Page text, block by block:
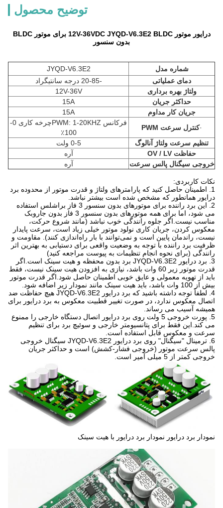
توضیح محصول
درایور موتور 12V-36VDC JYQD-V6.3E2 BLDC برای موتور BLDC
بدون سنسور
شماره مدل
JYQD-V6.3E2
دمای عملیاتی
-20-85 درجه سانتیگراد
ولتاژ بهره برداری
12V-36V
حداکثر جریان
15A
جریان کار مداوم
15A
·کنترل سرعت PWM
فرکانس PWM: 1-20KHZچرخه کاری 0-
100٪
تنظیم سرعت ولتاژ آنالوگ
0-5 ولت
حفاظت OV / LV
آره
خروجی سیگنال پالس سرعت
آره
نکات کاربردی:
1. اطمینان حاصل کنید که پارامترهای ولتاژ و قدرت موتور از محدوده برد
درایور همانطور که مشخص شده است بیشتر نباشد.
2. این برد راننده برای موتورهای بدون سنسور 3 فاز براشلس استفاده
می شود، اما برای همه موتورهای بدون سنسور 3 فاز بدون جاروبک
مناسب نیست.اگر جلوه رانندگی خوب نباشد (مانند شروع حرکت،
معکوس کردن، جریان کاری نولود موتور خیلی زیاد است، سرعت پایدار
نیست، راندمان پایین است و نمی‌توانند با بار راه‌اندازی کنند). مقاومت و
ظرفیت برد راننده با توجه به وضعیت واقعی برای دستیابی به بهترین اثر
رانندگی (برای نحوه انجام تنظیمات به پیوست مراجعه کنید)
3. برد درایور JYQD-V6.3E2 برد بدون محفظه و هیت سینک است.اگر
قدرت موتور زیر 60 وات باشد، نیازی به افزودن هیت سینک نیست، فقط
باید از تهویه معمولی و عایق خوبی اطمینان حاصل شود.اگر قدرت موتور
بیش از 100 وات باشد، باید هیت سینک مانند نمودار زیر اضافه شود.
4. لطفاً توجه داشته باشید که برد درایور JYQD-V6.3E2 هیچ حفاظت ضد
اتصال معکوس ندارد، در صورت تغییر قطبیت معکوس به برد درایور برای
همیشه آسیب می رساند.
5. پورت خروجی 5 ولت روی برد درایور اتصال دستگاه خارجی را ممنوع
می کند.این فقط برای پتانسیومتر خارجی و سوئیچ برد برای تنظیم
سرعت و معکوس قابل استفاده است.
6. ترمینال "سیگنال" روی برد درایور JYQD-V6.3E2 سیگنال خروجی
پالس سرعت موتور (خروجی فشار-کشش) است و حداکثر جریان
خروجی کمتر از 5 میلی آمپر است.
نمودار برد درایور نمودار برد درایور با هیت سینک